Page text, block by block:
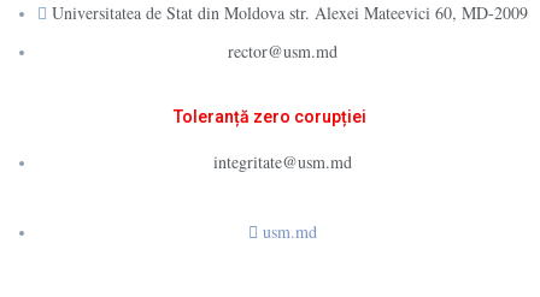
Universitatea de Stat din Moldova str. Alexei Mateevici 60, MD-2009
rector@usm.md
Toleranță zero corupției
integritate@usm.md
usm.md